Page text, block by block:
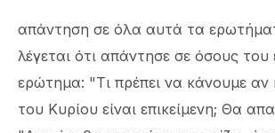
απάντηση σε όλα αυτά τα
λέγεται ότι απάντησε σε όσους του
ερώτημα: "Τι πρέπει να κάνουμε αν
του Κυρίου είναι επικείμενη; Θα